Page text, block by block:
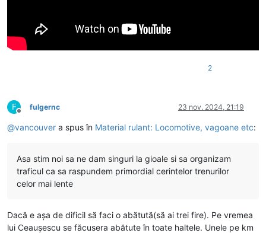
2
F
Deconectat
fulgernc 23 nov. 2024, 21:19
@vancouver a spus în Material rulant: Locomotive, vagoane etc:
Asa stim noi sa ne dam singuri la gioale si sa organizam
traficul ca sa raspundem primordial cerintelor trenurilor
celor mai lente
Dacă e așa de dificil să faci o abătută(să ai trei fire). Pe vremea
lui Ceaușescu se făcusera abătute în toate haltele. Unele pe km